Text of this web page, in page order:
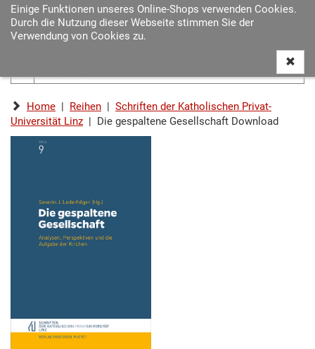
Einige Funktionen unseres Online-Shops verwenden Cookies.
Durch die Nutzung dieser Webseite stimmen Sie der
Verwendung von Cookies zu.
Home | Reihen | Schriften der Katholischen Privat-
Universität Linz | Die gespaltene Gesellschaft Download